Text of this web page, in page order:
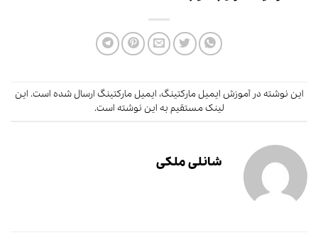
این نوشته درآموزش ایمیل مارکتینگ، ایمیل مارکتینگ ارسال شده است. این
لینکمستقیم به این نوشته است.
شانلی ملکی